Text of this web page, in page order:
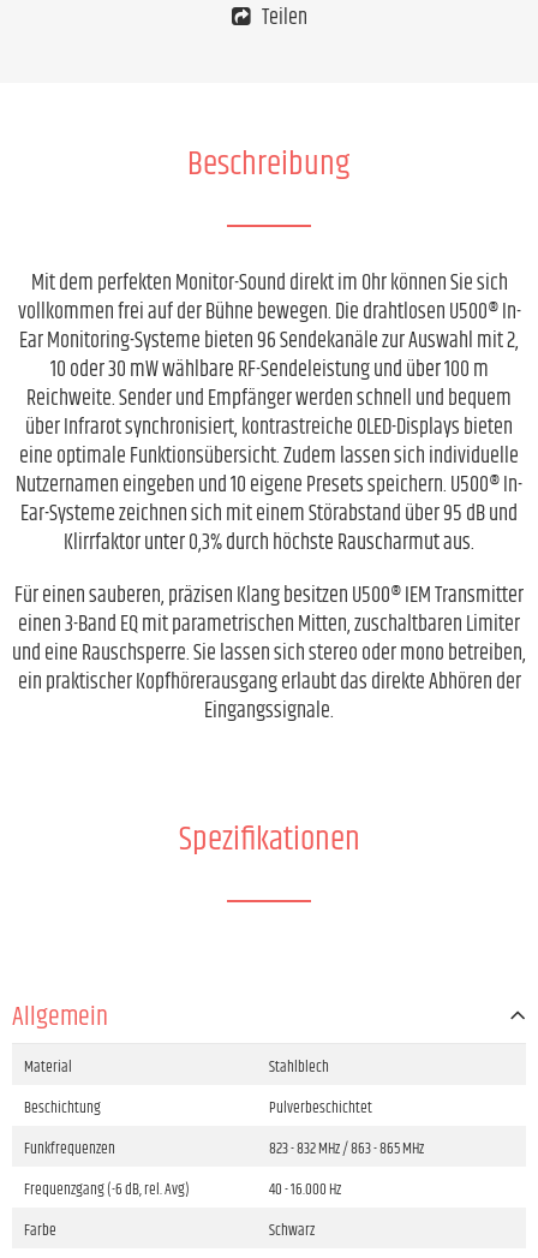
Teilen
Beschreibung
Mit dem perfekten Monitor-Sound direkt im Ohr können Sie sich
vollkommen frei auf der Bühne bewegen. Die drahtlosen U500® In-
Ear Monitoring-Systeme bieten 96 Sendekanäle zur Auswahl mit 2,
10 oder 30 mW wählbare RF-Sendeleistung und über 100 m
Reichweite. Sender und Empfänger werden schnell und bequem
über Infrarot synchronisiert, kontrastreiche OLED-Displays bieten
eine optimale Funktionsübersicht. Zudem lassen sich individuelle
Nutzernamen eingeben und 10 eigene Presets speichern. U500® In-
Ear-Systeme zeichnen sich mit einem Störabstand über 95 dB und
Klirrfaktor unter 0,3% durch höchste Rauscharmut aus.
Für einen sauberen, präzisen Klang besitzen U500® IEM Transmitter
einen 3-Band EQ mit parametrischen Mitten, zuschaltbaren Limiter
und eine Rauschsperre. Sie lassen sich stereo oder mono betreiben,
ein praktischer Kopfhörerausgang erlaubt das direkte Abhören der
Eingangssignale.
Spezifikationen
Allgemein
Material
Stahlblech
Beschichtung
Pulverbeschichtet
Funkfrequenzen
823 - 832 MHz / 863 - 865 MHz
Frequenzgang (-6 dB, rel. Avg)
40 - 16.000 Hz
Farbe
Schwarz